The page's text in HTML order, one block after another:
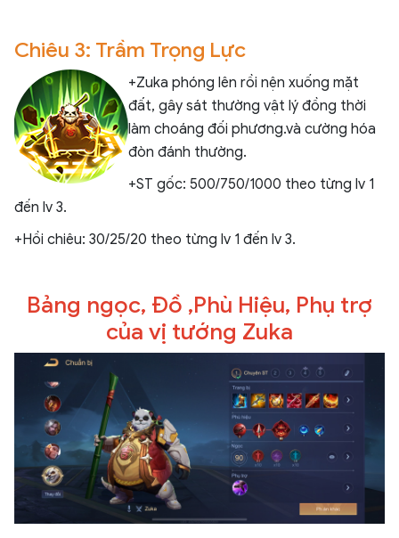
Chiêu 3: Trầm Trọng Lực
+Zuka phóng lên rồi nện xuống mặt
đất, gây sát thường vật lý đồng thời
làm choáng đối phương.và cường hóa
đòn đánh thường.
+ST gốc: 500/750/1000 theo từng lv 1
đến lv 3.
+Hồi chiêu: 30/25/20 theo từng lv 1 đến lv 3.
Bảng ngọc, Đồ ,Phù Hiệu, Phụ trợ
của vị tướng Zuka